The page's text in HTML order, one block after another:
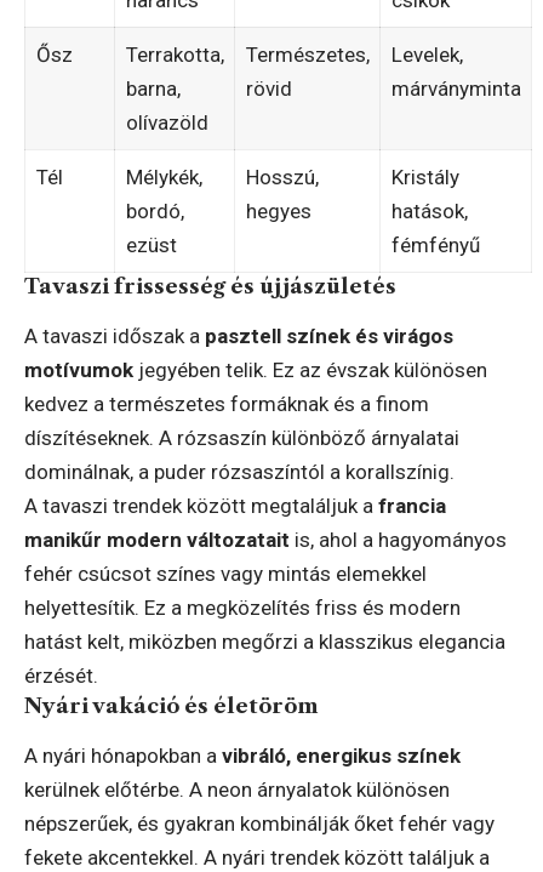
Ősz
Terrakotta,
barna,
olívazöld
Természetes,
rövid
Levelek,
márványminta
Tél
Mélykék,
bordó,
ezüst
Hosszú,
hegyes
Kristály
hatások,
fémfényű
Tavaszi frissesség és újjászületés
A tavaszi időszak a pasztell színek és virágos
motívumok jegyében telik. Ez az évszak különösen
kedvez a természetes formáknak és a finom
díszítéseknek. A rózsaszín különböző árnyalatai
dominálnak, a puder rózsaszíntól a korallszínig.
A tavaszi trendek között megtaláljuk a francia
manikűr modern változatait is, ahol a hagyományos
fehér csúcsot színes vagy mintás elemekkel
helyettesítik. Ez a megközelítés friss és modern
hatást kelt, miközben megőrzi a klasszikus elegancia
érzését.
Nyári vakáció és életöröm
A nyári hónapokban a vibráló, energikus színek
kerülnek előtérbe. A neon árnyalatok különösen
népszerűek, és gyakran kombinálják őket fehér vagy
fekete akcentekkel. A nyári trendek között találjuk a